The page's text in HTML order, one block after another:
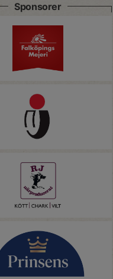
Sponsorer